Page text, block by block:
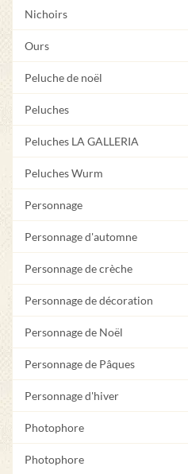
Nichoirs
Ours
Peluche de noël
Peluches
Peluches LA GALLERIA
Peluches Wurm
Personnage
Personnage d'automne
Personnage de crèche
Personnage de décoration
Personnage de Noël
Personnage de Pâques
Personnage d'hiver
Photophore
Photophore